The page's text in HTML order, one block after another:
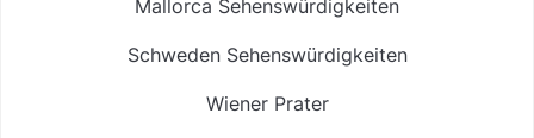
Mallorca Sehenswürdigkeiten
Schweden Sehenswürdigkeiten
Wiener Prater